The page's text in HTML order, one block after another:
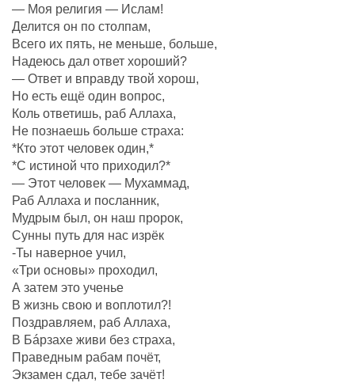
— Моя религия — Ислам!
Делится он по столпам,
Всего их пять, не меньше, больше,
Надеюсь дал ответ хороший?
— Ответ и вправду твой хорош,
Но есть ещё один вопрос,
Коль ответишь, раб Аллаха,
Не познаешь больше страха:
*Кто этот человек один,*
*С истиной что приходил?*
— Этот человек — Мухаммад,
Раб Аллаха и посланник,
Мудрым был, он наш пророк,
Сунны путь для нас изрёк
-Ты наверное учил,
«Три основы» проходил,
А затем это ученье
В жизнь свою и воплотил?!
Поздравляем, раб Аллаха,
В Бáрзахе живи без страха,
Праведным рабам почëт,
Экзамен сдал, тебе зачёт!